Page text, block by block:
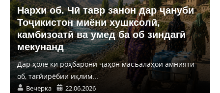
Нархи об. Чӣ тавр занон дар ҷануби
Тоҷикистон миёни хушксолӣ,
камбизоатӣ ва умед ба об зиндагӣ
мекунанд
Дар ҳоле ки роҳбарони ҷаҳон масъалаҳои амнияти
об, тағйирёбии иқлим...
Вечерка 22.06.2026